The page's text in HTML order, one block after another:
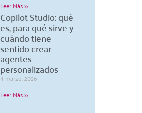
Leer Más >>
Copilot Studio: qué
es, para qué sirve y
cuándo tiene
sentido crear
agentes
personalizados
4 marzo, 2026
Leer Más >>